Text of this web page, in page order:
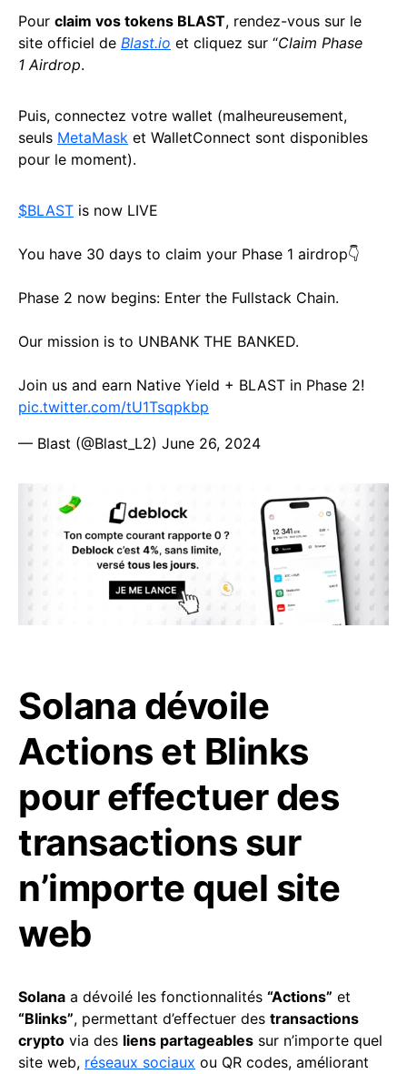
Pour claim vos tokens BLAST, rendez-vous sur le
site officiel de Blast.io et cliquez sur “Claim Phase
1 Airdrop.
Puis, connectez votre wallet (malheureusement,
seuls MetaMask et WalletConnect sont disponibles
pour le moment).
$BLAST is now LIVE
You have 30 days to claim your Phase 1 airdrop👇
Phase 2 now begins: Enter the Fullstack Chain.
Our mission is to UNBANK THE BANKED.
Join us and earn Native Yield + BLAST in Phase 2!
pic.twitter.com/tU1Tsqpkbp
— Blast (@Blast_L2) June 26, 2024
Solana dévoile
Actions et Blinks
pour effectuer des
transactions sur
n’importe quel site
web
Solana a dévoilé les fonctionnalités “Actions” et
“Blinks”, permettant d’effectuer des transactions
crypto via des liens partageables sur n’importe quel
site web, réseaux sociaux ou QR codes, améliorant